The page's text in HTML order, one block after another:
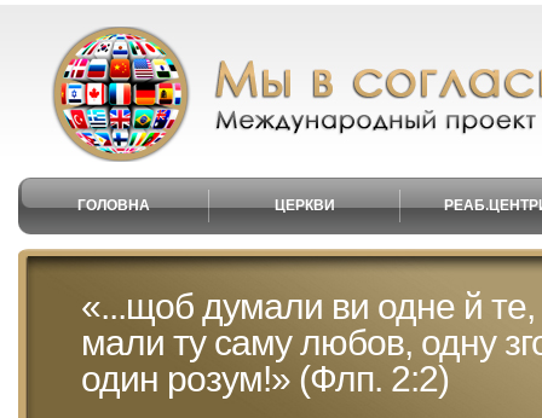
ГОЛОВНА ЦЕРКВИ
«...щоб думали ви одне й
мали ту саму любов, одну
один розум!» (Флп. 2:2)